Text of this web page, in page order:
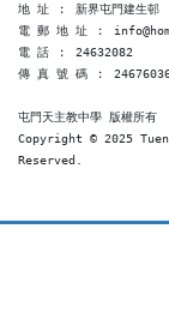
地 址 ︰ 新界屯門建生邨
電 郵 地 址 ︰
電 話 ︰ 24632082
傳 真 號 碼 ︰
屯門天主教中學 版權所有
Copyright © 2025
Reserved.